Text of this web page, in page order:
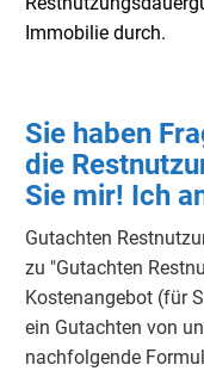
Immobilie durch.
Sie haben
die
Sie mir! Ich
Gutachten
zu "Gutachten
Kostenangebot (für
ein Gutachten von
nachfolgende